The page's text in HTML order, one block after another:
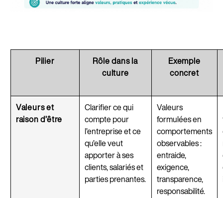
Pilier
Rôle dans la
culture
Exemple
concret
Valeurs et
raison d’être
Clarifier ce qui
compte pour
l’entreprise et ce
qu’elle veut
apporter à ses
clients, salariés et
parties prenantes.
Valeurs
formulées en
comportements
observables :
entraide,
exigence,
transparence,
responsabilité.